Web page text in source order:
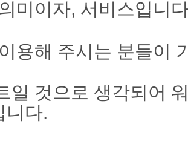
미이자, 서비스입니
용해 주시는 분들이
일 것으로 생각되어
니다.